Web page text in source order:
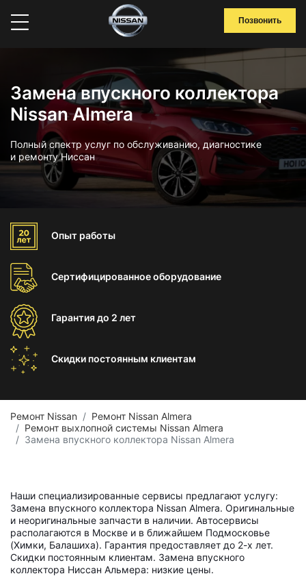
Позвонить
Замена впускного коллектора
Nissan Almera
Полный спектр услуг по обслуживанию, диагностике
и ремонту Ниссан
Опыт работы
Сертифицированноеоборудование
Гарантиядо 2 лет
Скидки постоянным клиентам
Ремонт Nissan
Ремонт Nissan Almera
Ремонт выхлопной системы Nissan Almera
Замена впускного коллектора Nissan Almera
Наши специализированные сервисы предлагают услугу:
Замена впускного коллектора Nissan Almera. Оригинальные
и неоригинальные запчасти в наличии. Автосервисы
располагаются в Москве и в ближайшем Подмосковье
(Химки, Балашиха). Гарантия предоставляет до 2-х лет.
Скидки постоянным клиентам. Замена впускного
коллектора Ниссан Альмера: низкие цены.